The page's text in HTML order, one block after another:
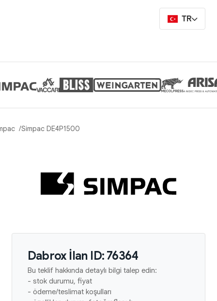
TR
Simpac DE4P1500
Dabrox İlan ID: 76364
Bu teklif hakkında detaylı bilgi talep edin:
- stok durumu, fiyat
- ödeme/teslimat koşulları